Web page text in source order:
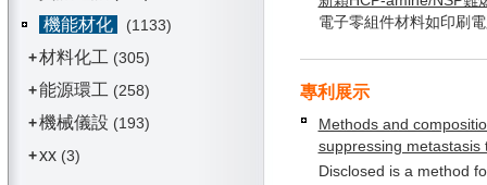
機能材化
(1133)
+材料化工 (305)
+能源環工 (258)
+機械儀設 (193)
+xx(3)
電子零組件材料如印刷
專利展示
Methods and
suppressing metastasis
Disclosed is a method